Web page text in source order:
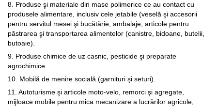
8. Produse şi materiale din mase polimerice ce au contact cu
produsele alimentare, inclusiv cele jetabile (veselă şi accesorii
pentru servitul mesei şi bucătărie, ambalaje, articole pentru
păstrarea şi transportarea alimentelor (canistre, bidoane, butelii,
butoaie).
9. Produse chimice de uz casnic, pesticide şi preparate
agrochimice.
10. Mobilă de menire socială (garnituri şi seturi).
11. Autoturisme şi articole moto-velo, remorci şi agregate,
mijloace mobile pentru mica mecanizare a lucrărilor agricole,